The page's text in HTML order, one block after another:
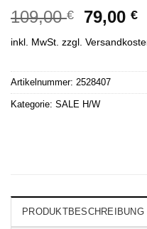
109,00€
war:
109,00
79,00€
inkl. MwSt. zzgl.
Artikelnummer: 2528407
Kategorie: SALE H/W
PRODUKTBESCHREIBUNG